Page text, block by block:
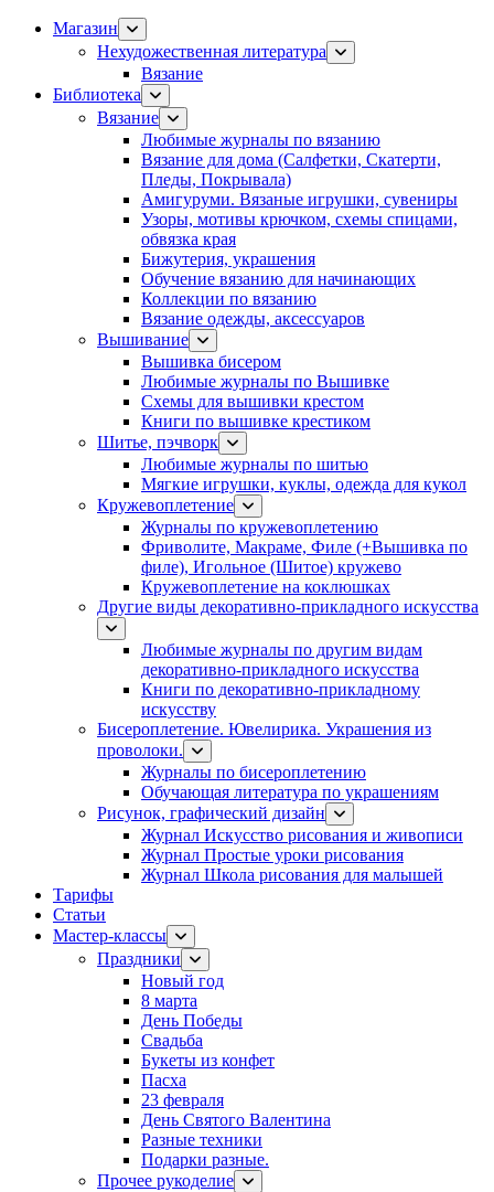
Магазин
Нехудожественная литература
Вязание
Библиотека
Вязание
Любимые журналы по вязанию
Вязание для дома (Салфетки, Скатерти,
Пледы, Покрывала)
Амигуруми. Вязаные игрушки, сувениры
Узоры, мотивы крючком, схемы спицами,
обвязка края
Бижутерия, украшения
Обучение вязанию для начинающих
Коллекции по вязанию
Вязание одежды, аксессуаров
Вышивание
Вышивка бисером
Любимые журналы по Вышивке
Схемы для вышивки крестом
Книги по вышивке крестиком
Шитье, пэчворк
Любимые журналы по шитью
Мягкие игрушки, куклы, одежда для кукол
Кружевоплетение
Журналы по кружевоплетению
Фриволите, Макраме, Филе (+Вышивка по
филе), Игольное (Шитое) кружево
Кружевоплетение на коклюшках
Другие виды декоративно-прикладного искусства
Любимые журналы по другим видам
декоративно-прикладного искусства
Книги по декоративно-прикладному
искусству
Бисероплетение. Ювелирика. Украшения из
проволоки.
Журналы по бисероплетению
Обучающая литература по украшениям
Рисунок, графический дизайн
Журнал Искусство рисования и живописи
Журнал Простые уроки рисования
Журнал Школа рисования для малышей
Тарифы
Статьи
Мастер-классы
Праздники
Новый год
8 марта
День Победы
Свадьба
Букеты из конфет
Пасха
23 февраля
День Святого Валентина
Разные техники
Подарки разные.
Прочее рукоделие